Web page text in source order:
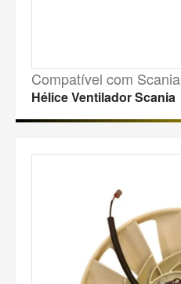
Compatível com Scania
Hélice Ventilador Scania